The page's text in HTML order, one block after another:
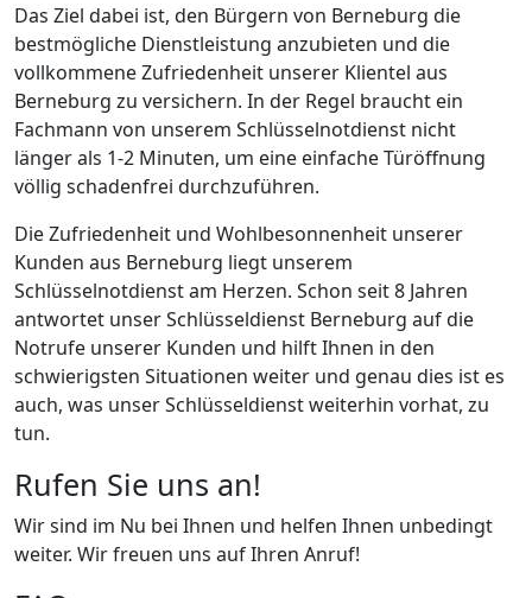
Das Ziel dabei ist, den Bürgern von Berneburg die
bestmögliche Dienstleistung anzubieten und die
vollkommene Zufriedenheit unserer Klientel aus
Berneburg zu versichern. In der Regel braucht ein
Fachmann von unserem Schlüsselnotdienst nicht
länger als 1-2 Minuten, um eine einfache Türöffnung
völlig schadenfrei durchzuführen.
Die Zufriedenheit und Wohlbesonnenheit unserer
Kunden aus Berneburg liegt unserem
Schlüsselnotdienst am Herzen. Schon seit 8 Jahren
antwortet unser Schlüsseldienst Berneburg auf die
Notrufe unserer Kunden und hilft Ihnen in den
schwierigsten Situationen weiter und genau dies ist es
auch, was unser Schlüsseldienst weiterhin vorhat, zu
tun.
Rufen Sie uns an!
Wir sind im Nu bei Ihnen und helfen Ihnen unbedingt
weiter. Wir freuen uns auf Ihren Anruf!